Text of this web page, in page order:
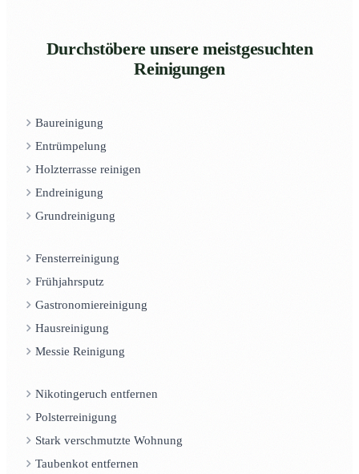
Durchstöbere unsere meistgesuchten
Reinigungen
Baureinigung
Entrümpelung
Holzterrasse reinigen
Endreinigung
Grundreinigung
Fensterreinigung
Frühjahrsputz
Gastronomiereinigung
Hausreinigung
Messie Reinigung
Nikotingeruch entfernen
Polsterreinigung
Stark verschmutzte Wohnung
Taubenkot entfernen